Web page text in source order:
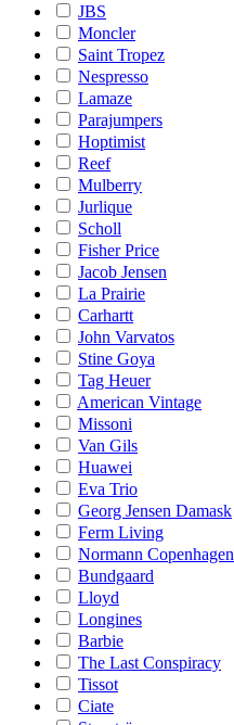
JBS
Moncler
Saint Tropez
Nespresso
Lamaze
Parajumpers
Hoptimist
Reef
Mulberry
Jurlique
Scholl
Fisher Price
Jacob Jensen
La Prairie
Carhartt
John Varvatos
Stine Goya
Tag Heuer
American Vintage
Missoni
Van Gils
Huawei
Eva Trio
Georg Jensen Damask
Ferm Living
Normann Copenhagen
Bundgaard
Lloyd
Longines
Barbie
The Last Conspiracy
Tissot
Ciate